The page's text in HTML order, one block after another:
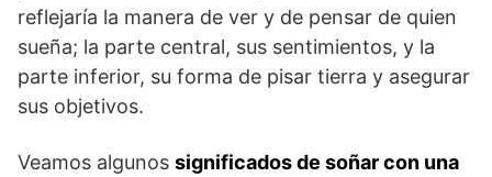
reflejaría la manera de ver y de pensar de quien
sueña; la parte central, sus sentimientos, y la
parte inferior, su forma de pisar tierra y asegurar
sus objetivos.
Veamos algunos significados de soñar con una